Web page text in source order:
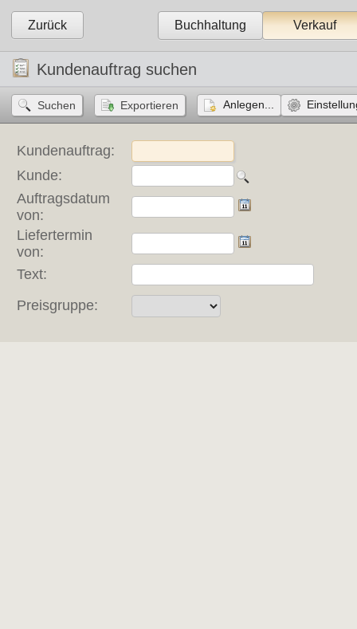
Zurück Buchhaltung Verkauf
Kundenauftrag suchen
Anlegen...
Kundenauftrag:
Kunde:
Auftragsdatum
von:
Liefertermin
von:
Text:
Preisgruppe: